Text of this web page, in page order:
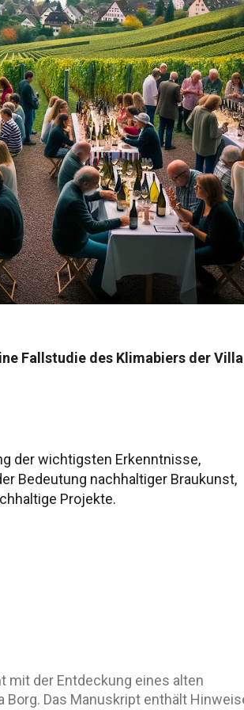
Fallstudie des Klimabiers der Villa
der wichtigsten Erkenntnisse,
Bedeutung nachhaltiger Braukunst,
Projekte.
mit der Entdeckung eines alten
Borg. Das Manuskript enthält